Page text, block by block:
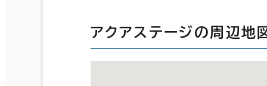
アクアステージの周辺地